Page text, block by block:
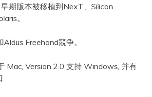
期版本被移植到NexT、Silicon
。
Freehand競争。
Mac, Version 2.0 支持 Windows, 并有